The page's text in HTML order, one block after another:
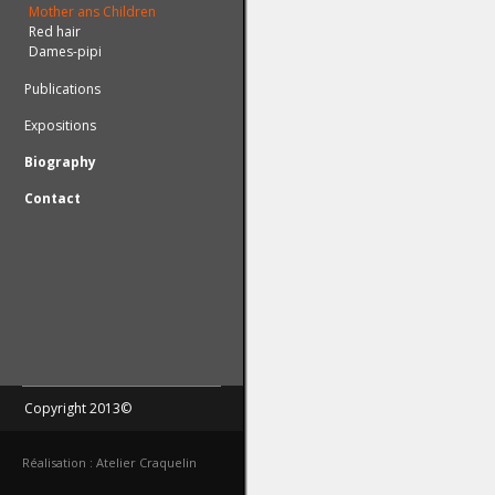
Mother ans Children
Red hair
Dames-pipi
Publications
Expositions
Biography
Contact
Copyright 2013©
Réalisation : Atelier Craquelin